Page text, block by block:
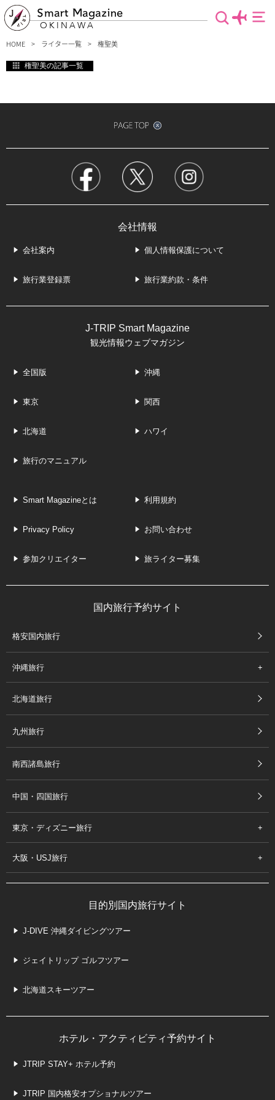
Smart Magazine
OKINAWA
HOME ライター一覧 権聖美
権聖美の記事一覧
会社情報
会社案内 個人情報保護について
旅行業登録票 旅行業約款・条件
J-TRIP Smart Magazine
観光情報ウェブマガジン
全国版 沖縄
東京 関西
北海道 ハワイ
旅行のマニュアル
Smart Magazineとは 利用規約
Privacy Policy お問い合わせ
参加クリエイター 旅ライター募集
国内旅行予約サイト
格安国内旅行
沖縄旅行
北海道旅行
九州旅行
南西諸島旅行
中国・四国旅行
東京・ディズニー旅行
大阪・USJ旅行
目的別国内旅行サイト
J-DIVE 沖縄ダイビングツアー
ジェイトリップ ゴルフツアー
北海道スキーツアー
ホテル・アクティビティ予約サイト
JTRIP STAY+ ホテル予約
JTRIP 国内格安オプショナルツアー